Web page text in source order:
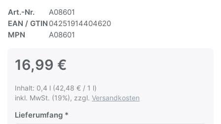
Art.-Nr.
A08601
EAN / GTIN 04251914404620
MPN
A08601
16,99 €
Inhalt: 0,4 l (42,48 € / 1 l)
inkl. MwSt. (19%), zzgl. Versandkosten
Lieferumfang